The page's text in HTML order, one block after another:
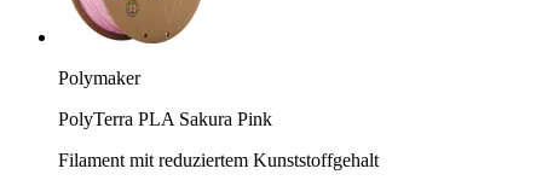
Polymaker
PolyTerra PLA Sakura Pink
Filament mit reduziertem Kunststoffgehalt